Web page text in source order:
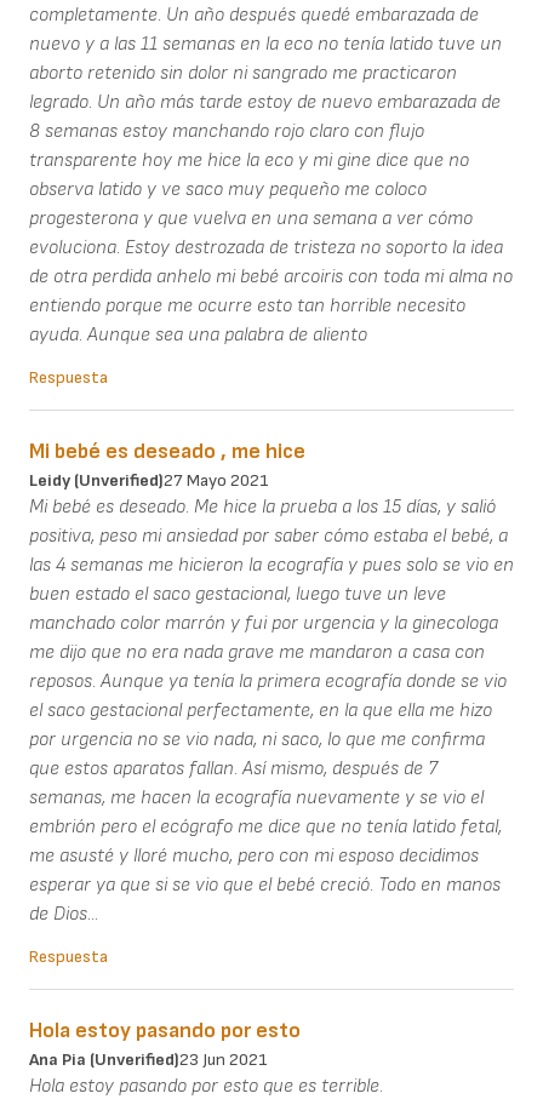
completamente. Un año después quedé embarazada de
nuevo y a las 11 semanas en la eco no tenía latido tuve un
aborto retenido sin dolor ni sangrado me practicaron
legrado. Un año más tarde estoy de nuevo embarazada de
8 semanas estoy manchando rojo claro con flujo
transparente hoy me hice la eco y mi gine dice que no
observa latido y ve saco muy pequeño me coloco
progesterona y que vuelva en una semana a ver cómo
evoluciona. Estoy destrozada de tristeza no soporto la idea
de otra perdida anhelo mi bebé arcoiris con toda mi alma no
entiendo porque me ocurre esto tan horrible necesito
ayuda. Aunque sea una palabra de aliento
Respuesta
Mi bebé es deseado , me hice
Leidy (unverified)27 Mayo 2021
Mi bebé es deseado. Me hice la prueba a los 15 días, y salió
positiva, peso mi ansiedad por saber cómo estaba el bebé, a
las 4 semanas me hicieron la ecografía y pues solo se vio en
buen estado el saco gestacional, luego tuve un leve
manchado color marrón y fui por urgencia y la ginecologa
me dijo que no era nada grave me mandaron a casa con
reposos. Aunque ya tenía la primera ecografía donde se vio
el saco gestacional perfectamente, en la que ella me hizo
por urgencia no se vio nada, ni saco, lo que me confirma
que estos aparatos fallan. Así mismo, después de 7
semanas, me hacen la ecografía nuevamente y se vio el
embrión pero el ecógrafo me dice que no tenía latido fetal,
me asusté y lloré mucho, pero con mi esposo decidimos
esperar ya que si se vio que el bebé creció. Todo en manos
de Dios...
Respuesta
Hola estoy pasando por esto
Ana Pia (unverified)23 Jun 2021
Hola estoy pasando por esto que es terrible.